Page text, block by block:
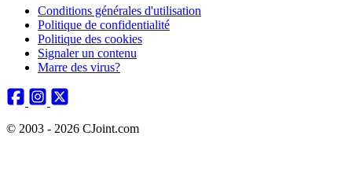
Conditions générales d'utilisation
Politique de confidentialité
Politique des cookies
Signaler un contenu
Marre des virus?
© 2003 - 2026 CJoint.com